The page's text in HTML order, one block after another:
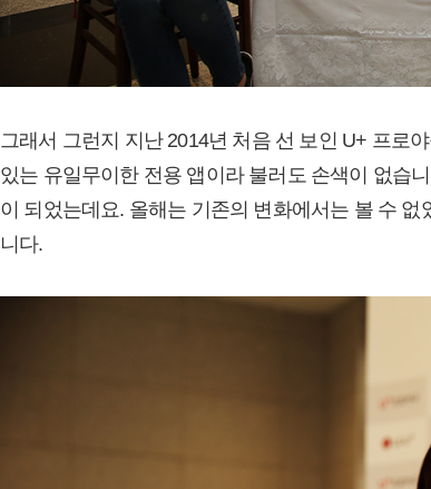
그래서 그런지 지난 2014년 처음 선 보인 U+ 프로
있는 유일무이한 전용 앱이라 불러도 손색이 없습
이 되었는데요. 올해는 기존의 변화에서는 볼 수
니다.